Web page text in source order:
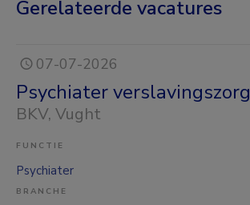
Gerelateerde vacatures
07-07-2026
Psychiater verslavingszorg
BKV, Vught
FUNCTIE
Psychiater
BRANCHE